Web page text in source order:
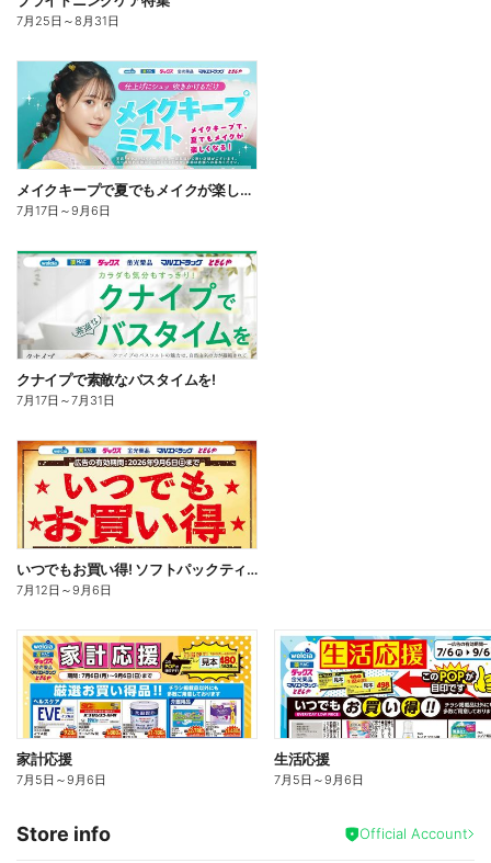
7月25日 ～8月31日
メイクキープで夏でもメイクが楽しくなる!
7月17日 ～9月6日
クナイプで素敵なバスタイムを!
7月17日 ～7月31日
いつでもお買い得! ソフトパックティッシュ
7月12日 ～9月6日
家計応援
7月5日 ～9月6日
生活応援
7月5日 ～9月6日
Store info Official Account